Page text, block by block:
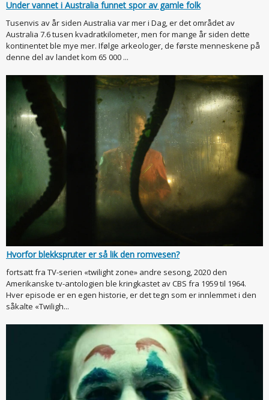
Under vannet i Australia funnet spor av gamle folk
Tusenvis av år siden Australia var mer i Dag, er det området av
Australia 7.6 tusen kvadratkilometer, men for mange år siden dette
kontinentet ble mye mer. Ifølge arkeologer, de første menneskene på
denne del av landet kom 65 000 ...
Hvorfor blekkspruter er så lik den romvesen?
fortsatt fra TV-serien «twilight zone» andre sesong, 2020 den
Amerikanske tv-antologien ble kringkastet av CBS fra 1959 til 1964.
Hver episode er en egen historie, er det tegn som er innlemmet i den
såkalte «Twiligh...